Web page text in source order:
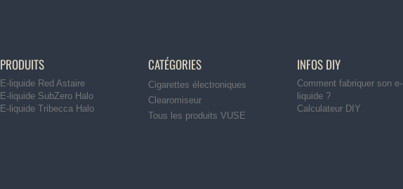
PRODUITS
E-liquide Red Astaire
E-liquide SubZero Halo
E-liquide Tribecca Halo
CATÉGORIES
Cigarettes électroniques
Clearomiseur
Tous les produits VUSE
INFOS DIY
Comment fabriquer son e-
liquide ?
Calculateur DIY